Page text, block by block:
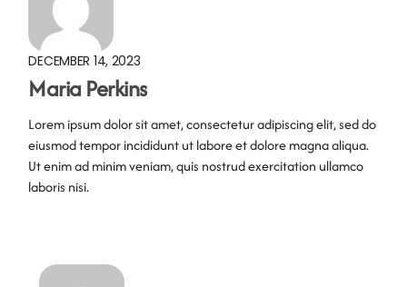
DECEMBER 14, 2023
Maria Perkins
Lorem ipsum dolor sit amet, consectetur adipiscing elit, sed do
eiusmod tempor incididunt ut labore et dolore magna aliqua.
Ut enim ad minim veniam, quis nostrud exercitation ullamco
laboris nisi.